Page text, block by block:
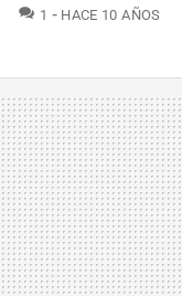
1 COMENTARIOS
HACE 10 AÑOS